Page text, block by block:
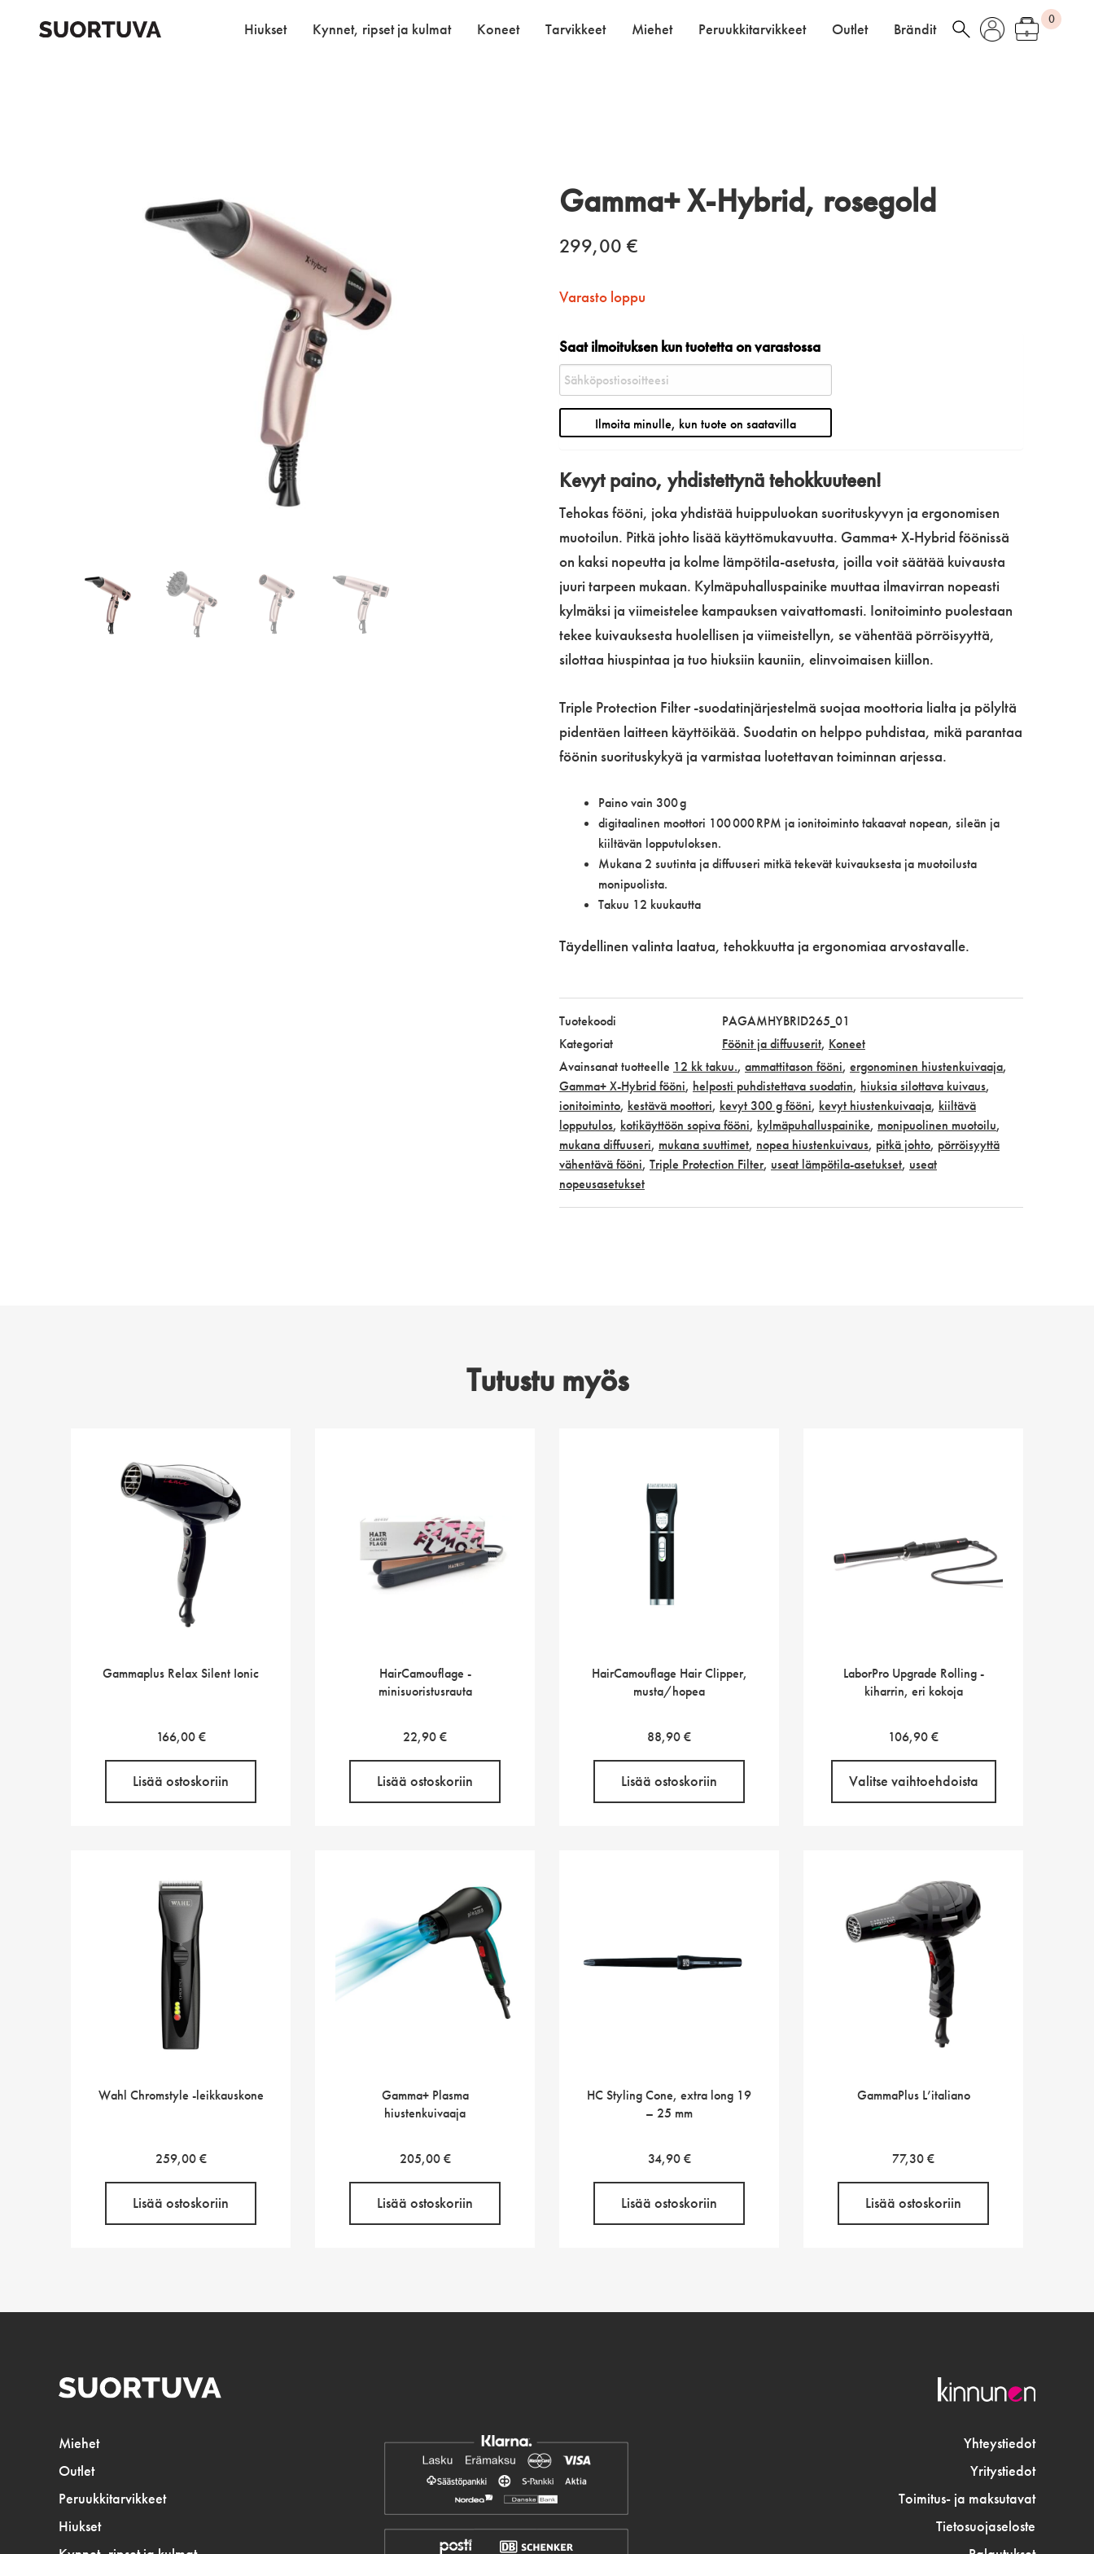
Hiukset Kynnet, ripset ja kulmat Koneet Tarvikkeet Miehet Peruukkitarvikkeet Outlet Brändit
0
Gamma+ X-Hybrid, rosegold
299,00 €
Varasto loppu
Saat ilmoituksen kun tuotetta on varastossa
Kevyt paino, yhdistettynä tehokkuuteen!
Tehokas fööni, joka yhdistää huippuluokan suorituskyvyn ja ergonomisen
muotoilun. Pitkä johto lisää käyttömukavuutta. Gamma+ X-Hybrid föönissä
on kaksi nopeutta ja kolme lämpötila-asetusta, joilla voit säätää kuivausta
juuri tarpeen mukaan. Kylmäpuhalluspainike muuttaa ilmavirran nopeasti
kylmäksi ja viimeistelee kampauksen vaivattomasti. Ionitoiminto puolestaan
tekee kuivauksesta huolellisen ja viimeistellyn, se vähentää pörröisyyttä,
silottaa hiuspintaa ja tuo hiuksiin kauniin, elinvoimaisen kiillon.
Triple Protection Filter -suodatinjärjestelmä suojaa moottoria lialta ja pölyltä
pidentäen laitteen käyttöikää. Suodatin on helppo puhdistaa, mikä parantaa
föönin suorituskykyä ja varmistaa luotettavan toiminnan arjessa.
Paino vain 300 g
digitaalinen moottori 100 000 RPM ja ionitoiminto takaavat nopean, sileän ja
kiiltävän lopputuloksen.
Mukana 2 suutinta ja diffuuseri mitkä tekevät kuivauksesta ja muotoilusta
monipuolista.
Takuu 12 kuukautta
Täydellinen valinta laatua, tehokkuutta ja ergonomiaa arvostavalle.
Tuotekoodi
PAGAMHYBRID265_01
Kategoriat
Föönit ja diffuuserit, Koneet
Avainsanat tuotteelle 12 kk takuu., ammattitason fööni, ergonominen hiustenkuivaaja,
Gamma+ X-Hybrid fööni, helposti puhdistettava suodatin, hiuksia silottava kuivaus,
ionitoiminto, kestävä moottori, kevyt 300 g fööni, kevyt hiustenkuivaaja, kiiltävä
lopputulos, kotikäyttöön sopiva fööni, kylmäpuhalluspainike, monipuolinen muotoilu,
mukana diffuuseri, mukana suuttimet, nopea hiustenkuivaus, pitkä johto, pörröisyyttä
vähentävä fööni, Triple Protection Filter, useat lämpötila-asetukset, useat
nopeusasetukset
Tutustu myös
Gammaplus Relax Silent Ionic
166,00€
Lisää ostoskoriin
HairCamouflage -
minisuoristusrauta
22,90€
Lisää ostoskoriin
HairCamouflage Hair Clipper,
musta/hopea
88,90€
Lisää ostoskoriin
LaborPro Upgrade Rolling -
kiharrin, eri kokoja
106,90€
Valitse vaihtoehdoista
Wahl Chromstyle -leikkauskone
259,00€
Lisää ostoskoriin
Gamma+ Plasma
hiustenkuivaaja
205,00€
Lisää ostoskoriin
HC Styling Cone, extra long 19
– 25 mm
34,90€
Lisää ostoskoriin
GammaPlus L’italiano
77,30€
Lisää ostoskoriin
Miehet
Outlet
Peruukkitarvikkeet
Hiukset
Yhteystiedot
Yritystiedot
Toimitus- ja maksutavat
Tietosuojaseloste